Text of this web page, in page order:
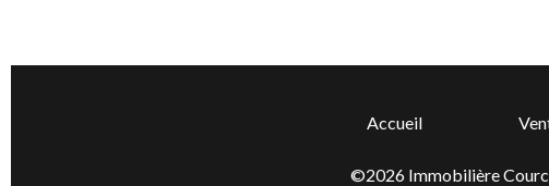
Accueil
©2026 Immobilière